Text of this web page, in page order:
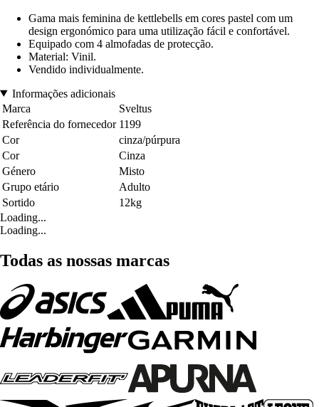
Gama mais feminina de kettlebells em cores pastel com um
design ergonómico para uma utilização fácil e confortável.
Equipado com 4 almofadas de protecção.
Material: Vinil.
Vendido individualmente.
Informações adicionais
Marca
Sveltus
Referência do fornecedor 1199
Cor
cinza/púrpura
Cor
Cinza
Género
Misto
Grupo etário
Adulto
Sortido
12kg
Loading...
Loading...
Todas as nossas marcas